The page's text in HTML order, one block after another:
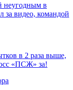
неугодным в
за видео, командой
в 2 раза выше,
«ПСЖ» за!